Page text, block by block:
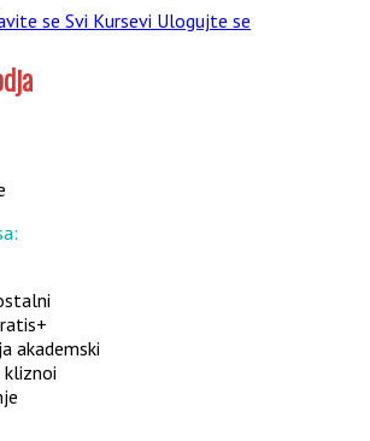
se Svi Kursevi Ulogujte se
akademski
kliznoi